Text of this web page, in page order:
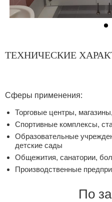
ТЕХНИЧЕСКИЕ
Сферы применения:
Торговые центры,
Спортивные комплексы,
Образовательные
детские сады
Общежития, санатории,
Производственные
По